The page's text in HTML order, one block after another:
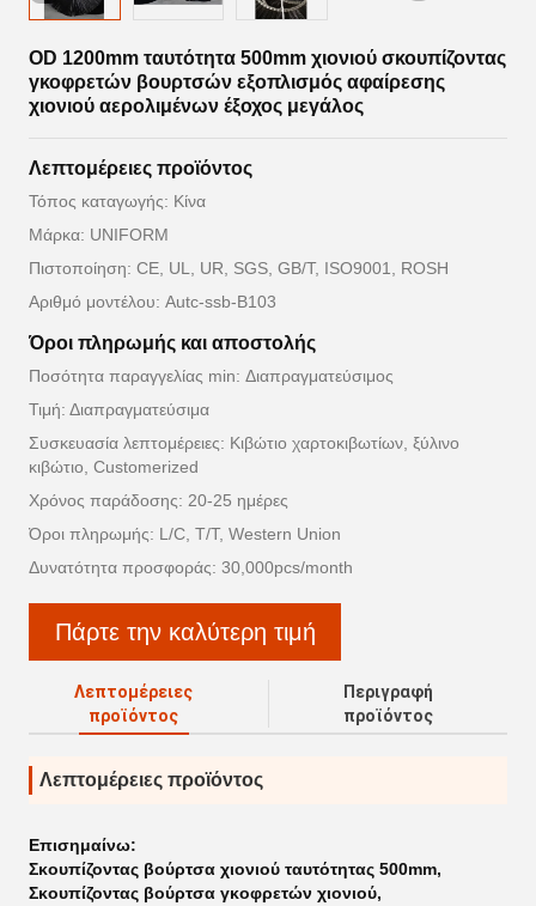
OD 1200mm ταυτότητα 500mm χιονιού σκουπίζοντας
γκοφρετών βουρτσών εξοπλισμός αφαίρεσης
χιονιού αερολιμένων έξοχος μεγάλος
Λεπτομέρειες προϊόντος
Τόπος καταγωγής: Κίνα
Μάρκα: UNIFORM
Πιστοποίηση: CE, UL, UR, SGS, GB/T, ISO9001, ROSH
Αριθμό μοντέλου: Autc-ssb-B103
Όροι πληρωμής και αποστολής
Ποσότητα παραγγελίας min: Διαπραγματεύσιμος
Τιμή: Διαπραγματεύσιμα
Συσκευασία λεπτομέρειες: Κιβώτιο χαρτοκιβωτίων, ξύλινο
κιβώτιο, Customerized
Χρόνος παράδοσης: 20-25 ημέρες
Όροι πληρωμής: L/C, T/T, Western Union
Δυνατότητα προσφοράς: 30,000pcs/month
Πάρτε την καλύτερη τιμή
Λεπτομέρειες
προϊόντος
Περιγραφή
προϊόντος
Λεπτομέρειες προϊόντος
Επισημαίνω:
Σκουπίζοντας βούρτσα χιονιού ταυτότητας 500mm,
Σκουπίζοντας βούρτσα γκοφρετών χιονιού,